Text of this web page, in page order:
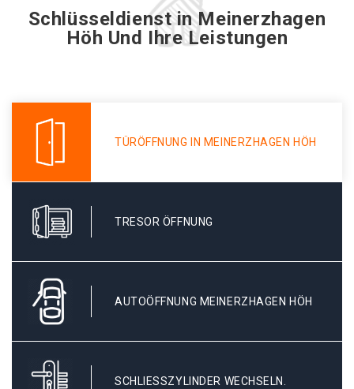
Schlüsseldienst in Meinerzhagen
Höh Und Ihre Leistungen
TÜRÖFFNUNG IN MEINERZHAGEN HÖH
TRESOR ÖFFNUNG
AUTOÖFFNUNG MEINERZHAGEN HÖH
SCHLIESSZYLINDER WECHSELN.